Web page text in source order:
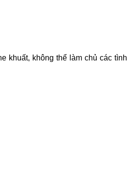
khuất, không thể làm chủ các tình